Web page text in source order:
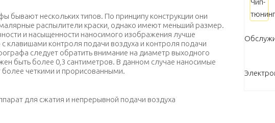
бывают нескольких типов. По принципу конструкции они
распылители краски, однако имеют меньший размер.
и насыщенности наносимого изображения лучше
клавишами контроля подачи воздуха и контроля подачи
следует обратить внимание на диаметр выходного
быть более 0,3 сантиметров. В данном случае наносимые
более четкими и прорисованными.
для сжатия и непрерывной подачи воздуха